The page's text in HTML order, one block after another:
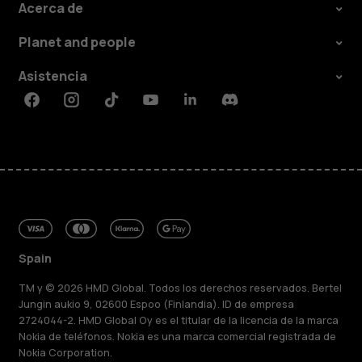
Acerca de
Planet and people
Asistencia
FacebookInstagramTiktokYoutubeLinkedinDiscord
Spain
TM y © 2026 HMD Global. Todos los derechos reservados. Bertel
Jungin aukio 9, 02600 Espoo (Finlandia). ID de empresa
2724044-2. HMD Global Oy es el titular de la licencia de la marca
Nokia de teléfonos. Nokia es una marca comercial registrada de
Nokia Corporation.